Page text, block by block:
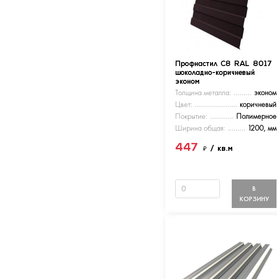
Профнастил С8 RAL 8017
шоколадно-коричневый
эконом
Толщина металла:
эконом
Цвет:
коричневый
Покрытие:
Полимерное
Ширина общая:
1200, мм
447₽/ кв.м
В
КОРЗИНУ